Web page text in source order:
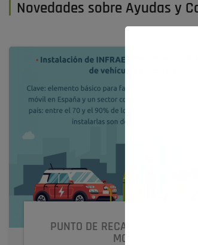
Novedades sobre Ayudas y
PUNTO DE RECARGA 32
MOVES II